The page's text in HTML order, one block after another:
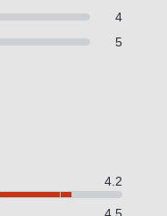
4
5
4.2